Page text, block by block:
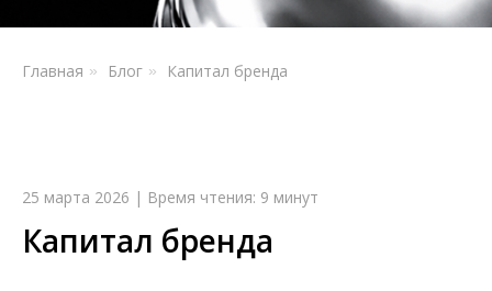
Главная » Блог » Капитал бренда
25 марта 2026 | Время чтения: 9 минут
Капитал бренда